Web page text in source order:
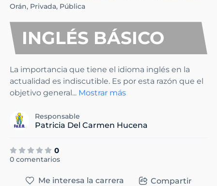
Orán, Privada, Pública
INGLÉS BÁSICO
La importancia que tiene el idioma inglés en la
actualidad es indiscutible. Es por esta razón que el
objetivo general... Mostrar más
Responsable
Patricia Del Carmen Hucena
0
0 comentarios
Me interesa la carrera Compartir